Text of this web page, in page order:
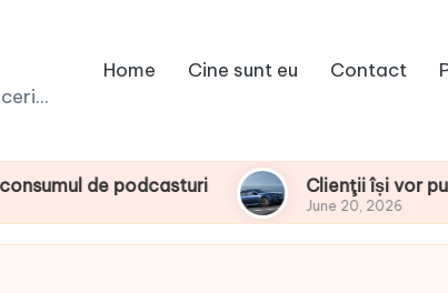
Home Cine sunt eu Contact
podcasturi Clienţii își vor putea
June 20, 2026